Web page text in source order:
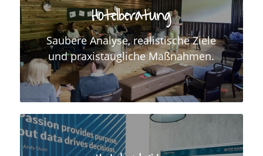
Hotelberatung
Saubere Analyse, realistische Ziele
und praxistaugliche Maßnahmen.